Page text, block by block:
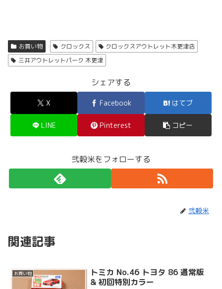
お買い物 クロックス
クロックスアウトレット木更津店
三井アウトレットパーク 木更津
シェアする
X Facebook はてブ
LINE Pinterest コピー
弐穀米をフォローする
弐穀米
関連記事
お買い物
トミカ No.46 トヨタ 86 通常版
& 初回特別カラー